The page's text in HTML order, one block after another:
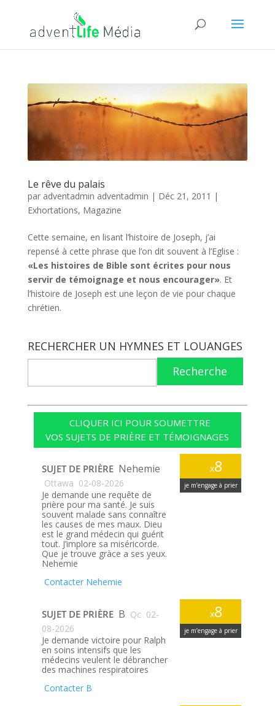
Le rêve du palais
par adventadmin adventadmin | Déc 21, 2011 |
Exhortations, Magazine
Cette semaine, en lisant l’histoire de Joseph, j’ai
repensé à cette phrase que l’on dit souvent à l’Eglise :
«Les histoires de Bible sont écrites pour nous
servir de témoignage et nous encourager». Et
l’histoire de Joseph est une leçon de vie pour chaque
chrétien.
RECHERCHER UN HYMNES ET LOUANGES
Recherche
CLIQUER ICI POUR SOUMETTRE
VOS SUJETS DE PRIÈRE ET TÉMOIGNAGES
x8
je m’engage à prier
SUJET DE PRIÈRE Nehemie
Ottawa 02-08-2026
Je demande une requête de
prière pour ma santé. Je suis
souvent malade sans connaître
les causes de mes maux. Dieu
est le grand médecin qui guérit
tout. J’implore sa miséricorde.
Que je trouve gràce a ses yeux.
Nehemie
Contacter Nehemie
x8
je m’engage à prier
SUJET DE PRIÈRE B Qc 02-
08-2026
Je demande victoire pour Ralph
en soins intensifs que les
médecins veulent le débrancher
des machines respiratoires
Contacter B